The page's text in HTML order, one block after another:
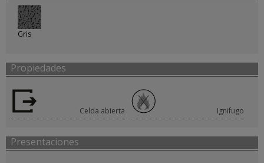
Gris
Propiedades
Celda abierta Ignifugo
Presentaciones